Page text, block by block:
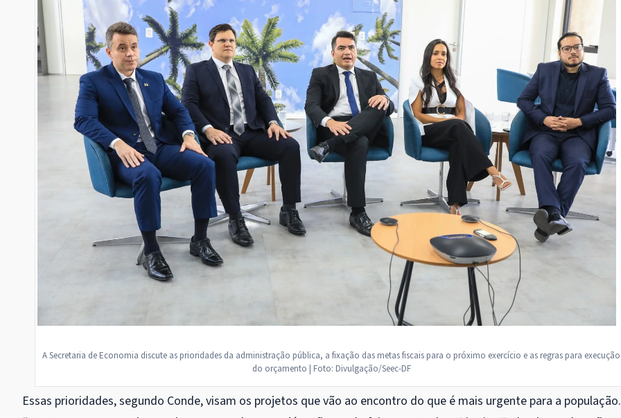
A Secretaria de Economia discute as prioridades da administração pública, a fixação das metas fiscais para o próximo exercício e as regras para execução
do orçamento | Foto: Divulgação/Seec-DF
Essas prioridades, segundo Conde, visam os projetos que vão ao encontro do que é mais urgente para a população.